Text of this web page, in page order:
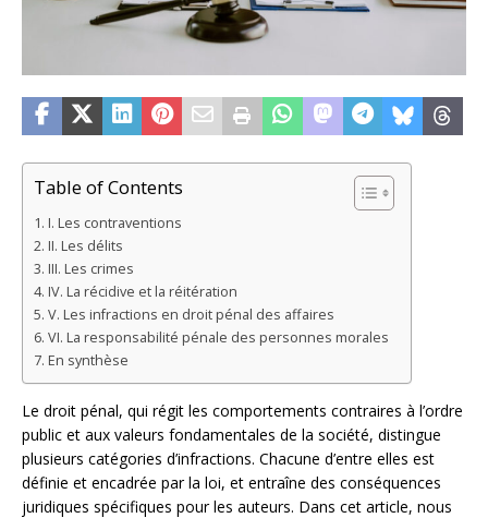
Table of Contents
I. Les contraventions
II. Les délits
III. Les crimes
IV. La récidive et la réitération
V. Les infractions en droit pénal des affaires
VI. La responsabilité pénale des personnes morales
En synthèse
Le droit pénal, qui régit les comportements contraires à l’ordre
public et aux valeurs fondamentales de la société, distingue
plusieurs catégories d’infractions. Chacune d’entre elles est
définie et encadrée par la loi, et entraîne des conséquences
juridiques spécifiques pour les auteurs. Dans cet article, nous